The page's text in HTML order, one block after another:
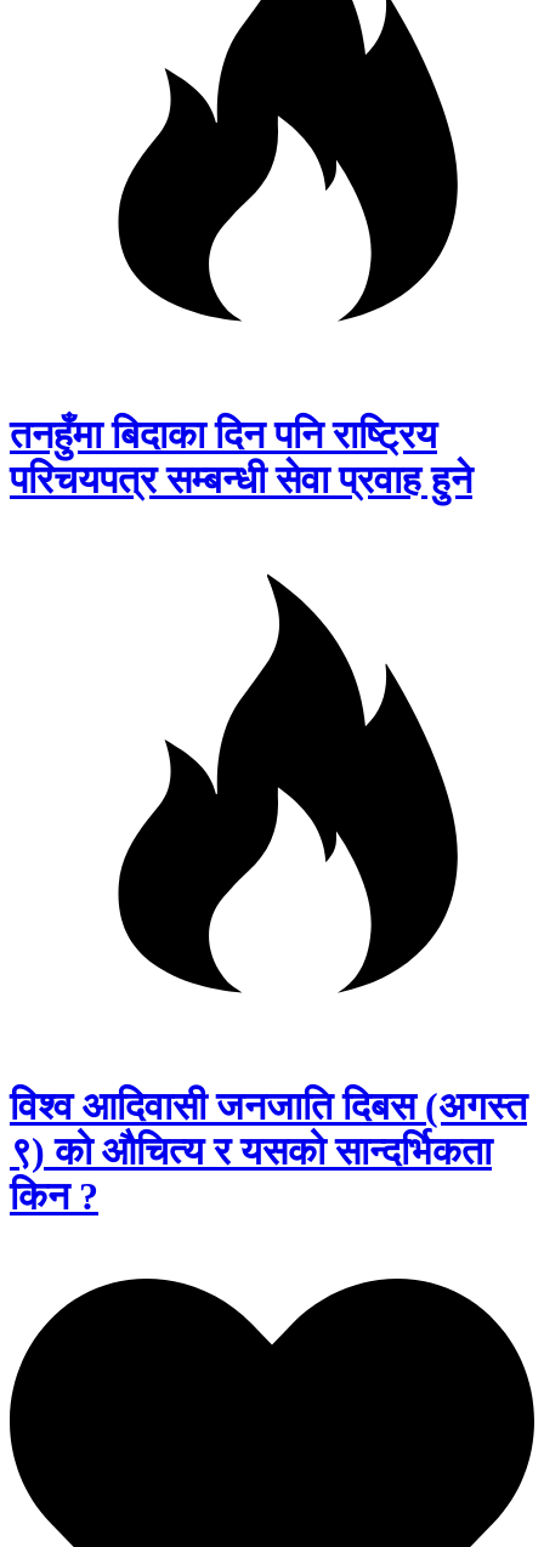
तनहुँमा बिदाका दिन पनि राष्ट्रिय
परिचयपत्र सम्बन्धी सेवा प्रवाह हुने
विश्व आदिवासी जनजाति दिबस (अगस्त
९) को औचित्य र यसको सान्दर्भिकता
किन ?